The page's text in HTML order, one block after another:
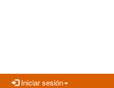
Iniciar sesión